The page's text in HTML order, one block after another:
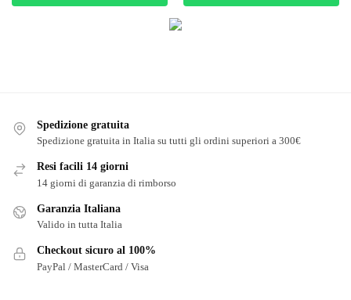
Spedizione gratuita
Spedizione gratuita in Italia su tutti gli ordini superiori a 300€
Resi facili 14 giorni
14 giorni di garanzia di rimborso
Garanzia Italiana
Valido in tutta Italia
Checkout sicuro al 100%
PayPal / MasterCard / Visa